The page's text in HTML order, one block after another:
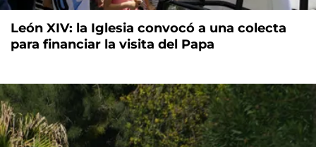
León XIV: la Iglesia convocó a una colecta
para financiar la visita del Papa